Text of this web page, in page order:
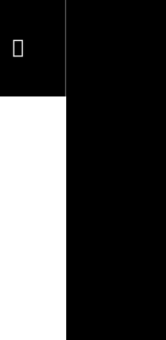
Nákupní